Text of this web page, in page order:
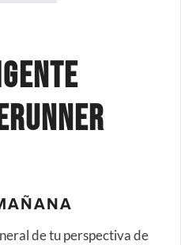
de tu perspectiva de